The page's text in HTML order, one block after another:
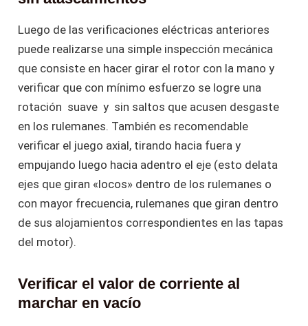
Luego de las verificaciones eléctricas anteriores
puede realizarse una simple inspección mecánica
que consiste en hacer girar el rotor con la mano y
verificar que con mínimo esfuerzo se logre una
rotación suave y sin saltos que acusen desgaste
en los rulemanes. También es recomendable
verificar el juego axial, tirando hacia fuera y
empujando luego hacia adentro el eje (esto delata
ejes que giran «locos» dentro de los rulemanes o
con mayor frecuencia, rulemanes que giran dentro
de sus alojamientos correspondientes en las tapas
del motor).
Verificar el valor de corriente al
marchar en vacío